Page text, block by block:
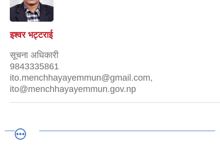
इश्वर भट्टराई
सूचना अधिकारी
9843335861
ito.menchhayayemmun@gmail.com,
ito@menchhayayemmun.gov.np